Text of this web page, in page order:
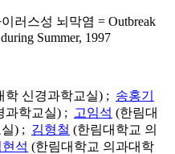
러스성 뇌막염 = Outbreak
Summer, 1997
학 신경과학교실) ; 송홍기
과학교실) ;
고임석 (한림대
) ; 김형철 (한림대학교 의
현석 (한림대학교 의과대학